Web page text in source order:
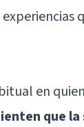
en
que